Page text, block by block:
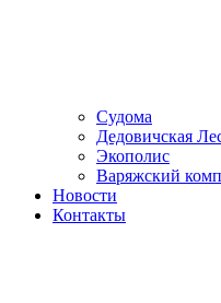
Судома
Дедовичская
Экополис
Варяжский
Новости
Контакты